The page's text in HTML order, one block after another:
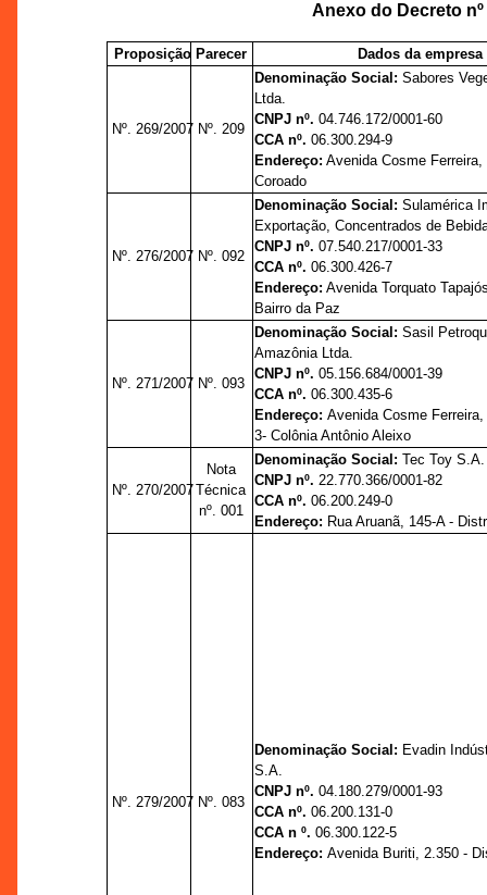
Anexo do Decreto
Proposição Parecer Dados da empresa
Nº. 269/2007 Nº. 209
Denominação Social: Sabores
Ltda.
CNPJ nº.04.746.172/0001-60
CCA nº.06.300.294-9
Endereço: Avenida Cosme Ferreira,
Coroado
Nº. 276/2007 Nº. 092
Denominação Social: Sulamérica
Exportação, Concentrados de
CNPJ nº.07.540.217/0001-33
CCA nº.06.300.426-7
Endereço: Avenida Torquato
Bairro da Paz
Nº. 271/2007 Nº. 093
Denominação Social: Sasil
Amazônia Ltda.
CNPJ nº.05.156.684/0001-39
CCA nº.06.300.435-6
Endereço:Avenida Cosme
3- Colônia Antônio Aleixo
Nº. 270/2007
Nota
Técnica
nº. 001
Denominação Social: Tec Toy S.A.
CNPJ nº.22.770.366/0001-82
CCA nº.06.200.249-0
Endereço: Rua Aruanã, 145-A -
Nº. 279/2007 Nº. 083
Denominação Social: Evadin
S.A.
CNPJ nº.04.180.279/0001-93
CCA nº.06.200.131-0
CCA n º. 06.300.122-5
Endereço:Avenida Buriti, 2.350 -